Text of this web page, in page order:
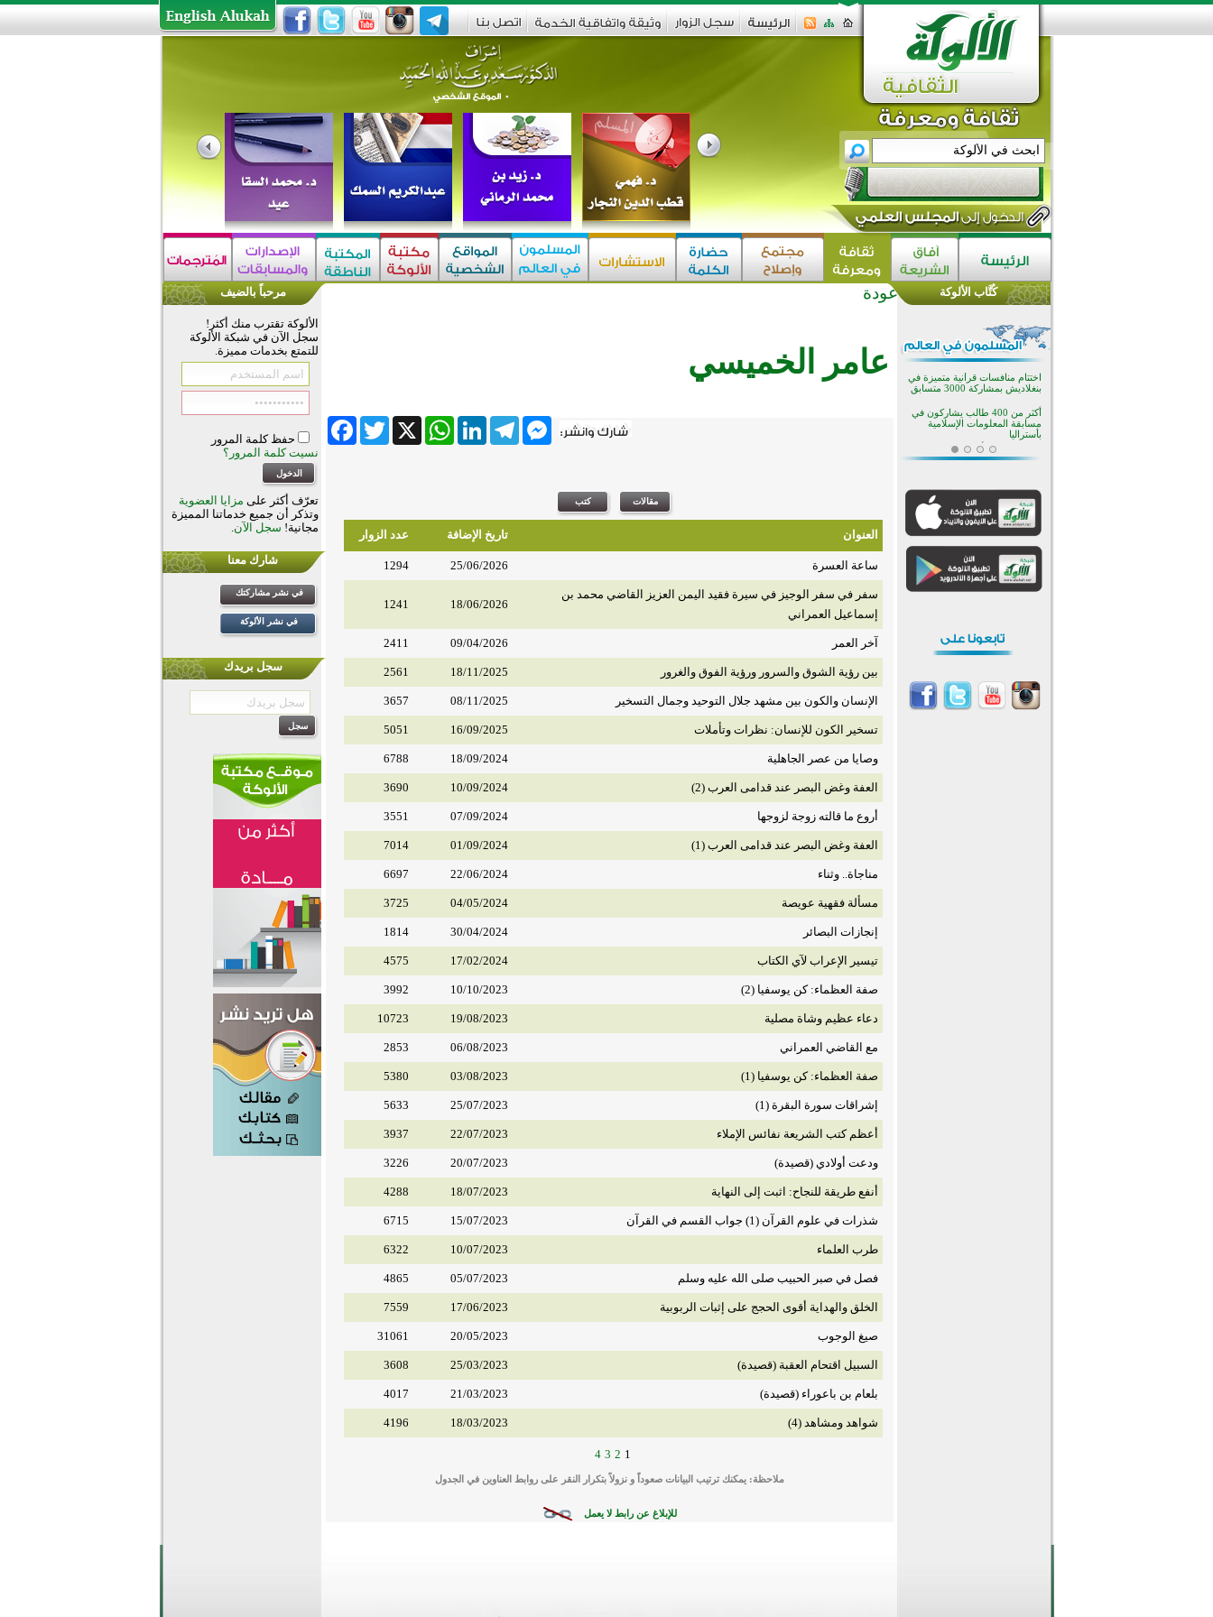
عودة
عامر الخميسي
FacebookTwitter X
WhatsApp
LinkedIn
Telegram
Messenger
العنوان تاريخ الإضافة عدد الزوار
ساعة العسرة 25/06/2026
1294
سفر في سفر الوجيز في سيرة فقيد اليمن العزيز القاضي محمد بن
إسماعيل العمراني
18/06/2026
1241
آخر العمر 09/04/2026
2411
بين رؤية الشوق والسرور ورؤية الفوق والغرور 18/11/2025
2561
الإنسان والكون بين مشهد جلال التوحيد وجمال التسخير 08/11/2025
3657
تسخير الكون للإنسان: نظرات وتأملات 16/09/2025
5051
وصايا من عصر الجاهلية 18/09/2024
6788
العفة وغض البصر عند قدامى العرب (2) 10/09/2024
3690
أروع ما قالته زوجة لزوجها 07/09/2024
3551
العفة وغض البصر عند قدامى العرب (1) 01/09/2024
7014
مناجاة.. وثناء 22/06/2024
6697
مسألة فقهية عويصة 04/05/2024
3725
إنجازات البصائر 30/04/2024
1814
تيسير الإعراب لآي الكتاب 17/02/2024
4575
صفة العظماء: كن يوسفيا (2) 10/10/2023
3992
دعاء عظيم وشاة مصلية 19/08/2023
10723
مع القاضي العمراني 06/08/2023
2853
صفة العظماء: كن يوسفيا (1) 03/08/2023
5380
إشراقات سورة البقرة (1) 25/07/2023
5633
أعظم كتب الشريعة نفائس الإملاء 22/07/2023
3937
ودعت أولادي (قصيدة) 20/07/2023
3226
أنفع طريقة للنجاح: اثبت إلى النهاية 18/07/2023
4288
شذرات في علوم القرآن (1) جواب القسم في القرآن 15/07/2023
6715
طرب العلماء 10/07/2023
6322
فصل في صبر الحبيب صلى الله عليه وسلم 05/07/2023
4865
الخلق والهداية أقوى الحجج على إثبات الربوبية 17/06/2023
7559
صيغ الوجوب 20/05/2023
31061
السبيل اقتحام العقبة (قصيدة) 25/03/2023
3608
بلعام بن باعوراء (قصيدة) 21/03/2023
4017
شواهد ومشاهد (4) 18/03/2023
4196
1
2
3
4
ملاحظة: يمكنك ترتيب البيانات صعوداً و نزولاً بتكرار النقر على روابط العناوين في الجدول
للإبلاغ عن رابط لا يعمل
مرحباً بالضيف
الألوكة تقترب منك أكثر!
سجل الآن في شبكة الألوكة
للتمتع بخدمات مميزة.
حفظ كلمة المرور
نسيت كلمة المرور؟
تعرّف أكثر على مزايا العضوية
وتذكر أن جميع خدماتنا المميزة
مجانية! سجل الآن.
شارك معنا
في نشر مشاركتك
في نشر الألوكة
سجل بريدك
كُتَّاب الألوكة
اختتام الدورة التاسعة لمسابقة حفظ
تيسليتش تختتم برنامجا تعليميا لتعزيز
القيم وبناء الشخصية للشباب
المسلمين
اختتام منافسات قرآنية متميزة في
بنغلاديش بمشاركة 3000 متسابق
أكثر من 400 طالب يشاركون في
مسابقة المعلومات الإسلامية
بأستراليا
افتتاح تاريخي لأول مسجد في بلييفليا
بالجبل الأسود منذ أكثر من قرن
مسجد جديد في أجواء إيمانية مميزة
أكبر مشروع إسلامي في ريف
أستراليا يفتتح أبوابه بعد سنوات من
القرآن والتربية في صدارة البرامج
الصيفية للمسلمين في بينزا
وساراتوف وموردوفيا هذا العام
اختتام الدورة التاسعة لمسابقة حفظ
القيم وبناء الشخصية للشباب
المسلمين
أكثر من 400 طالب يشاركون في
مسابقة المعلومات الإسلامية